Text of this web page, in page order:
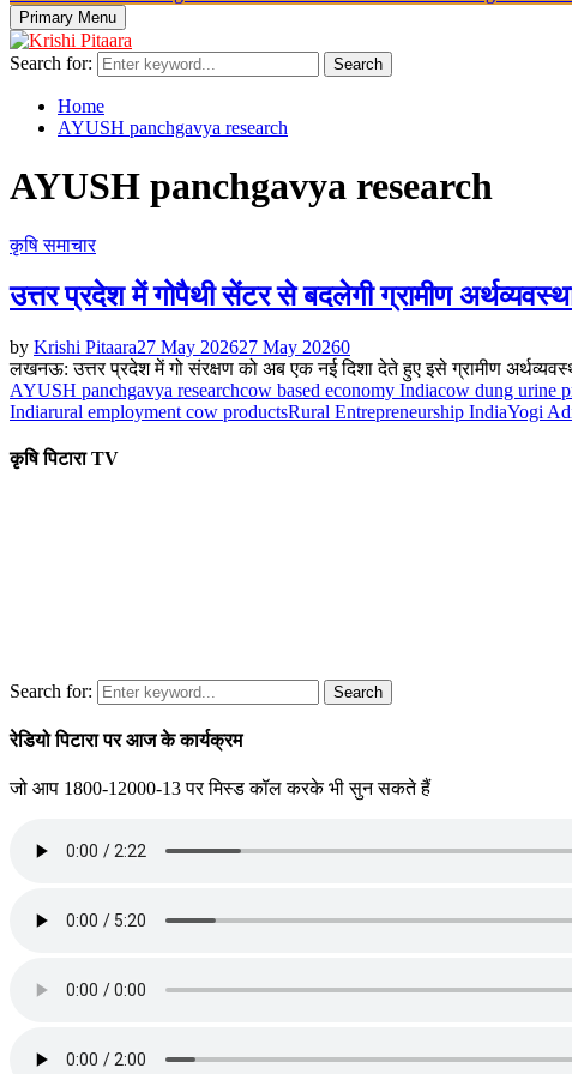
Primary Menu
Search for: Search
Home
AYUSH panchgavya research
AYUSH panchgavya research
कृषि समाचार
उत्तर प्रदेश में गोपैथी सेंटर से बदलेगी ग्रामीण
by Krishi Pitaara27 May 202627 May 20260
लखनऊ: उत्तर प्रदेश में गो संरक्षण को अब एक नई दिशा देते हुए इसे ग्रामीण
AYUSH panchgavya researchcow based economy Indiacow dung urine
Indiarural employment cow productsRural Entrepreneurship IndiaYogi
कृषि पिटारा TV
Search for: Search
रेडियो पिटारा पर आज के कार्यक्रम
जो आप 1800-12000-13 पर मिस्ड कॉल करके भी सुन सकते हैं